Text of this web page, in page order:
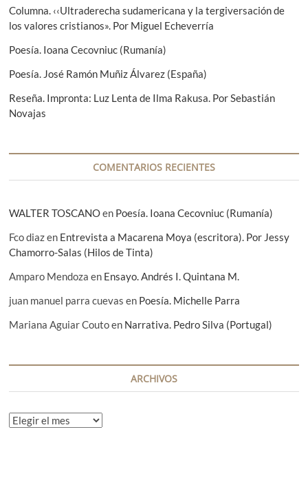
n
d
e
e
n
r
a
s
Columna. ‹‹Ultraderecha sudamericana y la tergiversación de
los valores cristianos». Por Miguel Echeverría
Poesía. Ioana Cecovniuc (Rumanía)
Poesía. José Ramón Muñiz Álvarez (España)
Reseña. Impronta: Luz Lenta de Ilma Rakusa. Por Sebastián
Novajas
COMENTARIOS RECIENTES
WALTER TOSCANOen Poesía. Ioana Cecovniuc (Rumanía)
Fco diazen Entrevista a Macarena Moya (escritora). Por Jessy
Chamorro-Salas (Hilos de Tinta)
Amparo Mendoza en Ensayo. Andrés I. Quintana M.
juan manuel parra cuevas en Poesía. Michelle Parra
Mariana Aguiar Coutoen Narrativa. Pedro Silva (Portugal)
ARCHIVOS
A